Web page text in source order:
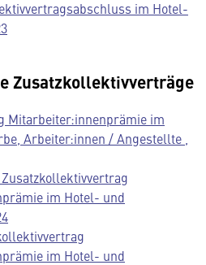
im Hotel-
Zusatzkollektivverträge
Mitarbeiter:innenprämie im
Arbeiter:innen / Angestellte ,
im Hotel- und
im Hotel- und